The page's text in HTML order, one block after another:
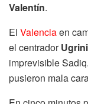
Valentín.
El Valenciaen
el centrador
imprevisible
pusieron mala